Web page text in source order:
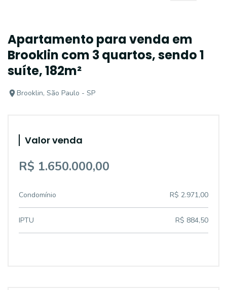
Apartamento para venda em
Brooklin com 3 quartos, sendo 1
suíte, 182m²
Brooklin, São Paulo - SP
Valor venda
R$ 1.650.000,00
Condomínio R$ 2.971,00
IPTU R$ 884,50